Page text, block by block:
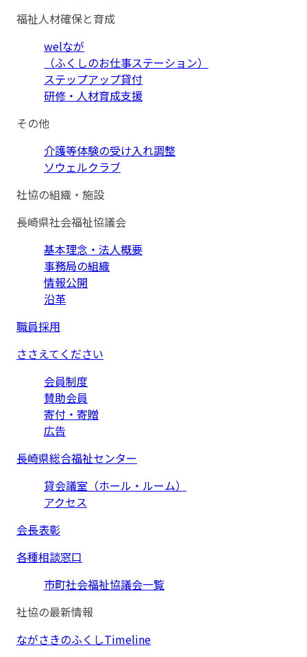
福祉人材確保と育成
welなが
（ふくしのお仕事ステーション）
ステップアップ貸付
研修・人材育成支援
その他
介護等体験の受け入れ調整
ソウェルクラブ
社協の組織・施設
長崎県社会福祉協議会
基本理念・法人概要
事務局の組織
情報公開
沿革
職員採用
ささえてください
会員制度
賛助会員
寄付・寄贈
広告
長崎県総合福祉センター
貸会議室（ホール・ルーム）
アクセス
会長表彰
各種相談窓口
市町社会福祉協議会一覧
社協の最新情報
ながさきのふくしTimeline